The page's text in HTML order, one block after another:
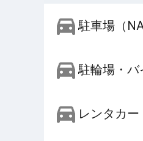
駐車場（
駐輪場・バ
レンタカー